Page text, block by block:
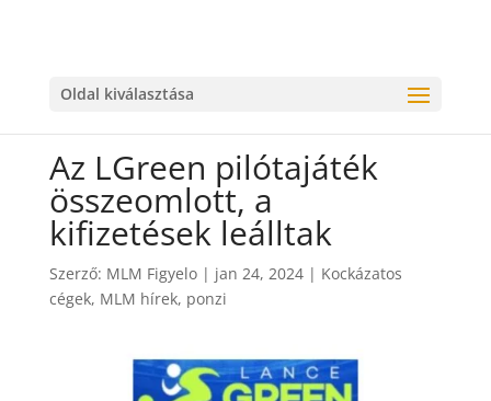
Oldal kiválasztása
Az LGreen pilótajáték
összeomlott, a
kifizetések leálltak
Szerző: MLM Figyelo| jan 24, 2024| Kockázatos
cégek, MLM hírek, ponzi